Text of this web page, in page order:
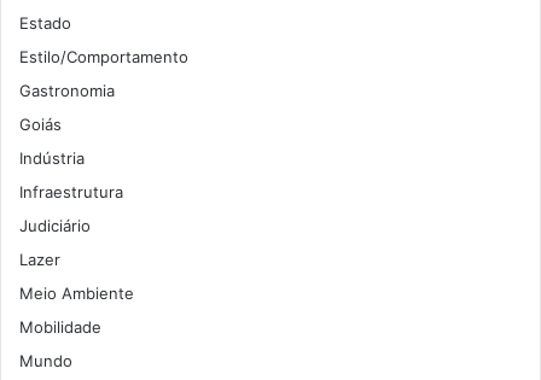
Estado
Estilo/Comportamento
Gastronomia
Goiás
Indústria
Infraestrutura
Judiciário
Lazer
Meio Ambiente
Mobilidade
Mundo